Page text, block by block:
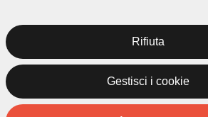
Policy
Rifiuta
Gestisci i cookie